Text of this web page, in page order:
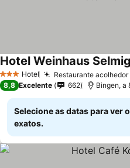
3 EstrelasHotel Restaurante
Hotel Weinhaus
8,8 Excelente 662 Bingen, a
Selecione as datas para ver
exatos.